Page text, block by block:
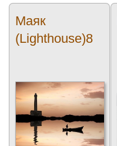
Маяк
(Lighthouse)8